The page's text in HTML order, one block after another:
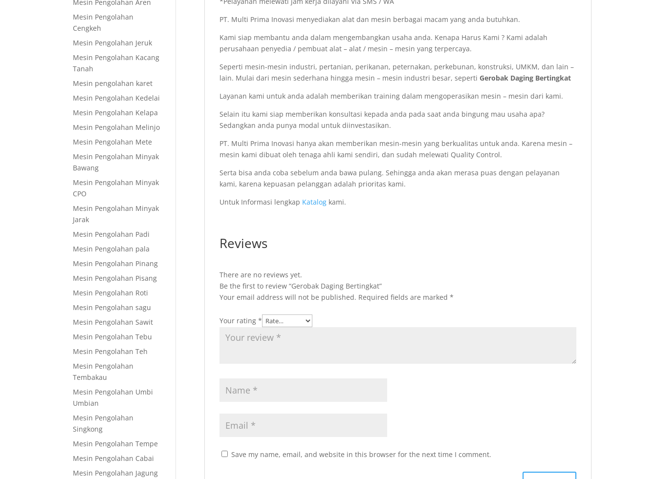
PT. Multi Prima Inovasi menyediakan alat dan mesin berbagai macam yang anda butuhkan.
Kami siap membantu anda dalam mengembangkan usaha anda. Kenapa Harus Kami ? Kami adalah
perusahaan penyedia / pembuat alat – alat / mesin – mesin yang terpercaya.
Seperti mesin-mesin industri, pertanian, perikanan, peternakan, perkebunan, konstruksi, UMKM, dan lain –
lain. Mulai dari mesin sederhana hingga mesin – mesin industri besar, seperti Gerobak Daging Bertingkat
Layanan kami untuk anda adalah memberikan training dalam mengoperasikan mesin – mesin dari kami.
Selain itu kami siap memberikan konsultasi kepada anda pada saat anda bingung mau usaha apa?
Sedangkan anda punya modal untuk diinvestasikan.
PT. Multi Prima Inovasi hanya akan memberikan mesin-mesin yang berkualitas untuk anda. Karena mesin –
mesin kami dibuat oleh tenaga ahli kami sendiri, dan sudah melewati Quality Control.
Serta bisa anda coba sebelum anda bawa pulang. Sehingga anda akan merasa puas dengan pelayanan
kami, karena kepuasan pelanggan adalah prioritas kami.
Untuk Informasi lengkap Katalogkami.
Reviews
There are no reviews yet.
Be the first to review “Gerobak Daging Bertingkat”
Your email address will not be published. Required fields are marked *
Your rating *
Save my name, email, and website in this browser for the next time I comment.
Mesin Pengolahan Aren
Mesin Pengolahan
Cengkeh
Mesin Pengolahan Jeruk
Mesin Pengolahan Kacang
Tanah
Mesin pengolahan karet
Mesin Pengolahan Kedelai
Mesin Pengolahan Kelapa
Mesin Pengolahan Melinjo
Mesin Pengolahan Mete
Mesin Pengolahan Minyak
Bawang
Mesin Pengolahan Minyak
CPO
Mesin Pengolahan Minyak
Jarak
Mesin Pengolahan Padi
Mesin Pengolahan pala
Mesin Pengolahan Pinang
Mesin Pengolahan Pisang
Mesin Pengolahan Roti
Mesin Pengolahan sagu
Mesin Pengolahan Sawit
Mesin Pengolahan Tebu
Mesin Pengolahan Teh
Mesin Pengolahan
Tembakau
Mesin Pengolahan Umbi
Umbian
Mesin Pengolahan
Singkong
Mesin Pengolahan Tempe
Mesin Pengolahan Cabai
Mesin Pengolahan Jagung